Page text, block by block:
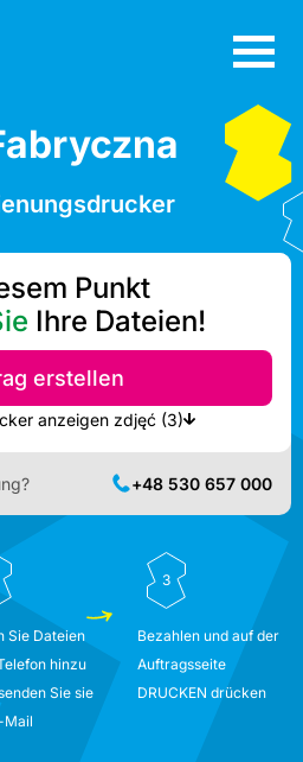
Punkt
Ihre Dateien!
erstellen
Nächste verfügbare Drucker anzeigen zdjęć (3)
+48 530 657 000
Sie Dateien
hinzu
Sie sie
Mail
3
Bezahlen und auf der
Auftragsseite
DRUCKEN drücken